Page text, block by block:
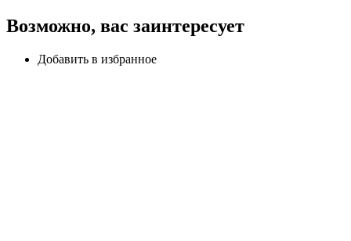
Возможно, вас заинтересует
Добавить в избранное